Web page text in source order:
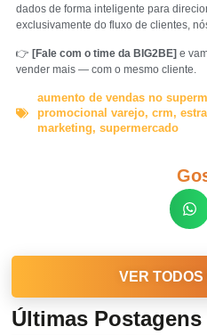
dados de forma inteligente para
exclusivamente do fluxo de clientes,
👉 [Fale com o time da BIG2BE] e
vender mais — com o mesmo cliente.
aumento de vendas no
promocional varejo, crm,
marketing, supermercado
VER TODOS
Últimas Postagens